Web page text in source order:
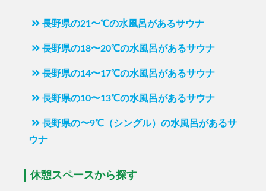
長野県の21〜℃の水風呂があるサウナ
長野県の18〜20℃の水風呂があるサウナ
長野県の14〜17℃の水風呂があるサウナ
長野県の10〜13℃の水風呂があるサウナ
長野県の〜9℃（シングル）の水風呂があるサ
ウナ
休憩スペースから探す